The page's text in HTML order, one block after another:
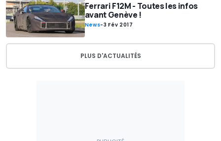
Ferrari F12M - Toutes les infos
avant Genève !
News-3 Fév 2017
PLUS D'ACTUALITÉS